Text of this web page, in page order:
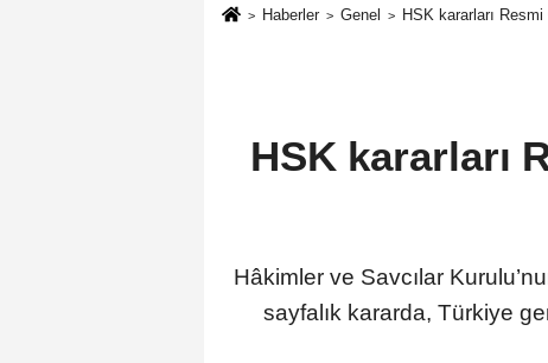
Haberler Genel HSK kararları
HSK kararları
Hâkimler ve Savcılar
sayfalık kararda, Türkiye